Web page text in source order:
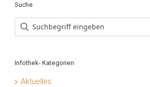
Suche
Infothek- Kategorien
Aktuelles